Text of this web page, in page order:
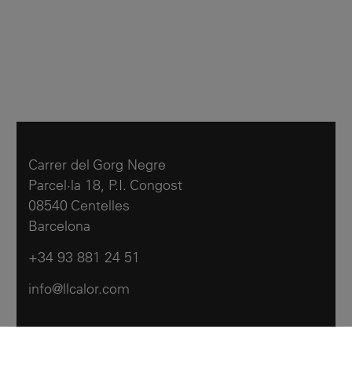
Carrer del Gorg Negre
Parcel·la 18, P.I. Congost
08540 Centelles
Barcelona
+34 93 881 24 51
info@llcalor.com